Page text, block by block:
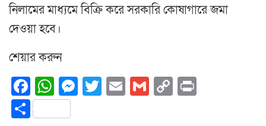
নিলামের মাধ্যমে বিক্রি করে সরকারি কোষাগারে জমা
দেওয়া হবে।
শেয়ার করুন
Facebook
WhatsApp
Messenger
Twitter
EmailGmail
Copy
Share